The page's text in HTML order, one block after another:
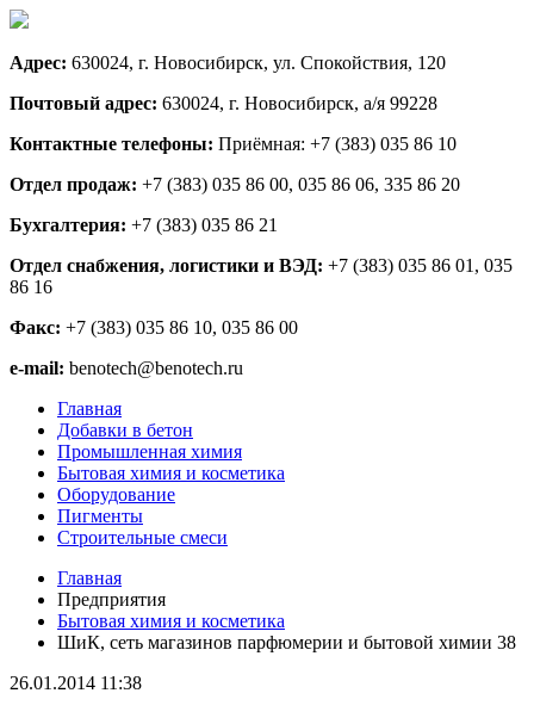
Адрес: 630024, г. Новосибирск, ул. Спокойствия, 120
Почтовый адрес: 630024, г. Новосибирск, а/я 99228
Контактные телефоны: Приёмная: +7 (383) 035 86 10
Отдел продаж: +7 (383) 035 86 00, 035 86 06, 335 86 20
Бухгалтерия: +7 (383) 035 86 21
Отдел снабжения, логистики и ВЭД: +7 (383) 035 86 01, 035
86 16
Факс: +7 (383) 035 86 10, 035 86 00
e-mail: benotech@benotech.ru
Главная
Добавки в бетон
Промышленная химия
Бытовая химия и косметика
Оборудование
Пигменты
Строительные смеси
Главная
Предприятия
Бытовая химия и косметика
ШиК, сеть магазинов парфюмерии и бытовой химии 38
26.01.2014 11:38